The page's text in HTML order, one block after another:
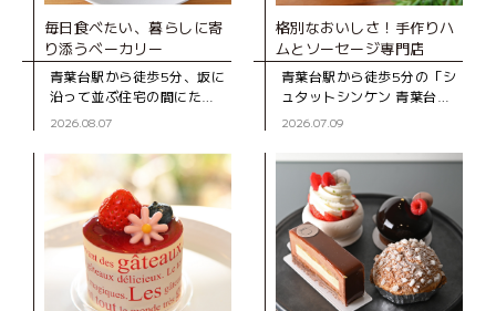
毎日食べたい、暮らしに寄
り添うベーカリー
青葉台駅から徒歩5分、坂に
沿って並ぶ住宅の間にたた
ずむ「ブーランジェD316
プンしたベーカリー。木の
ぬくもりを感じる店内のシ
ョー
2026.08.07
格別なおいしさ！手作りハ
ムとソーセージ専門店
青葉台駅から徒歩5分の「シ
ュタットシンケン 青葉台本
店」は、手作りハムとソー
の地元で長く親しまれてい
2026.07.09